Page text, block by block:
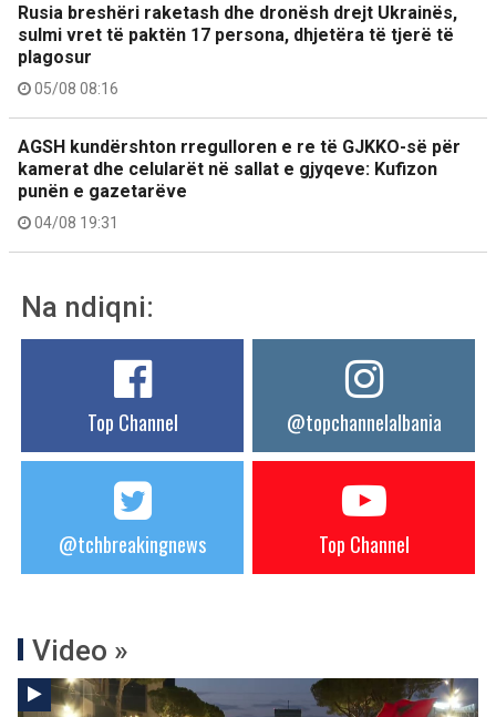
Rusia breshëri raketash dhe dronësh drejt Ukrainës,
sulmi vret të paktën 17 persona, dhjetëra të tjerë të
plagosur
05/08 08:16
AGSH kundërshton rregulloren e re të GJKKO-së për
kamerat dhe celularët në sallat e gjyqeve: Kufizon
punën e gazetarëve
04/08 19:31
Na ndiqni:
Top Channel @topchannelalbania
@tchbreakingnews Top Channel
Video »